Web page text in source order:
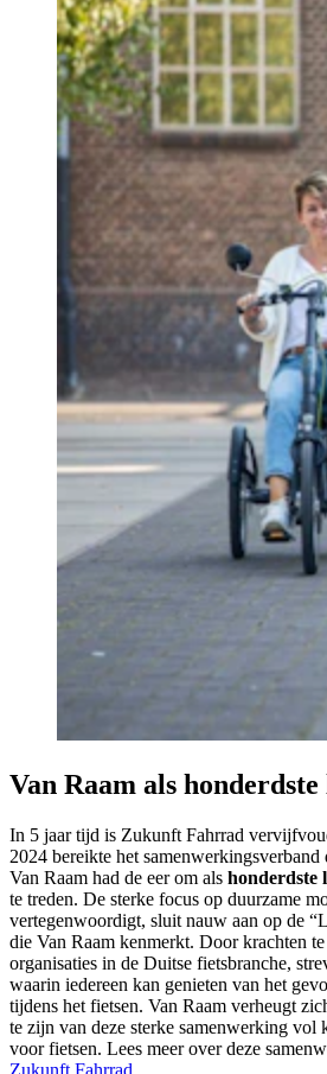
Van Raam als
In 5 jaar tijd is Zukunft Fahrrad
2024 bereikte het
Van Raam had de eer om als honderdste
te treden. De sterke focus op duurzame
vertegenwoordigt, sluit nauw aan op de
die Van Raam kenmerkt. Door krachten
organisaties in de Duitse fietsbranche,
waarin iedereen kan genieten van het
tijdens het fietsen. Van Raam verheugt
te zijn van deze sterke samenwerking vol
voor fietsen. Lees meer over deze